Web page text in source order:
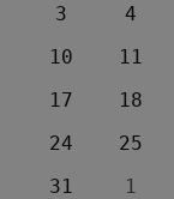
3
4
10
11
17
18
24
25
31
1